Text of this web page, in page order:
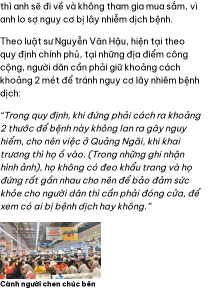
thì anh sẽ đi về và không tham gia mua sắm, vì
anh lo sợ nguy cơ bị lây nhiễm dịch bệnh.
Theo luật sư Nguyễn Văn Hậu, hiện tại theo
quy định chính phủ, tại những địa điểm công
cộng, người dân cần phải giữ khoảng cách
khoảng 2 mét để tránh nguy cơ lây nhiêm bệnh
dịch:
“Trong quy định, khi đứng phải cách ra khoảng
2 thước để bệnh này không lan ra gây nguy
hiểm, cho nên việc ở Quảng Ngãi, khi khai
trương thì họ ồ vào. (Trong những ghi nhận
hình ảnh), họ không có đeo khẩu trang và họ
đứng rất gần nhau cho nên để bảo đảm sức
khỏe cho người dân thì cần phải đóng cửa, để
xem có ai bị bệnh dịch hay không.”
Cành người chen chúc bên